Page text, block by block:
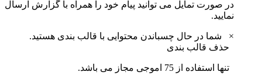
در صورت تمایل می توانید پیام خود را همراه با گزارش ارسال
نمایید.
×
شما در حال چسباندن محتوایی با قالب بندی هستید.
حذف قالب بندی
تنها استفاده از 75 اموجی مجاز می باشد.